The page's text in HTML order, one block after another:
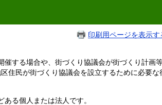
印刷用ページを表示す
する場合や、街づくり協議会が街づくり計画
民が街づくり協議会を設立するために必要な
る個人または法人です。